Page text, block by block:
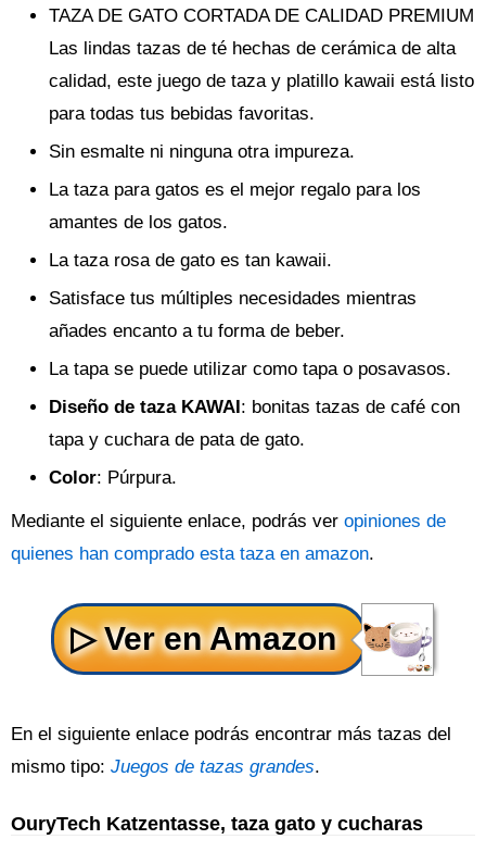
TAZA DE GATO CORTADA DE CALIDAD PREMIUM
Las lindas tazas de té hechas de cerámica de alta
calidad, este juego de taza y platillo kawaii está listo
para todas tus bebidas favoritas.
Sin esmalte ni ninguna otra impureza.
La taza para gatos es el mejor regalo para los
amantes de los gatos.
La taza rosa de gato es tan kawaii.
Satisface tus múltiples necesidades mientras
añades encanto a tu forma de beber.
La tapa se puede utilizar como tapa o posavasos.
Diseño de taza KAWAI: bonitas tazas de café con
tapa y cuchara de pata de gato.
Color: Púrpura.
Mediante el siguiente enlace, podrás ver opiniones de
quienes han comprado esta taza en amazon.
En el siguiente enlace podrás encontrar más tazas del
mismo tipo: Juegos de tazas grandes.
OuryTech Katzentasse, taza gato y cucharas